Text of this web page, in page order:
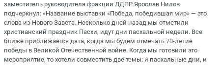
заместитель руководителя фракции ЛДПР Ярослав Нилов
подчеркнул: «Название выставки «Победа, победившая мир» — это
слова из Нового Завета. Несколько дней назад мы отметили
христианский праздник Пасхи, идут дни пасхальной недели. Все
ближе приближается дата, когда мы будем отмечать 70-летие
победы в Великой Отечественной войне. Когда мы готовили это
мероприятие, то хотели совместить две темы: и пасхальные дни, и